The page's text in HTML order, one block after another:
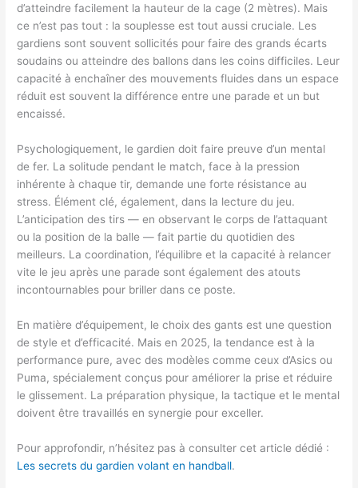
d’atteindre facilement la hauteur de la cage (2 mètres). Mais
ce n’est pas tout : la souplesse est tout aussi cruciale. Les
gardiens sont souvent sollicités pour faire des grands écarts
soudains ou atteindre des ballons dans les coins difficiles. Leur
capacité à enchaîner des mouvements fluides dans un espace
réduit est souvent la différence entre une parade et un but
encaissé.
Psychologiquement, le gardien doit faire preuve d’un mental
de fer. La solitude pendant le match, face à la pression
inhérente à chaque tir, demande une forte résistance au
stress. Élément clé, également, dans la lecture du jeu.
L’anticipation des tirs — en observant le corps de l’attaquant
ou la position de la balle — fait partie du quotidien des
meilleurs. La coordination, l’équilibre et la capacité à relancer
vite le jeu après une parade sont également des atouts
incontournables pour briller dans ce poste.
En matière d’équipement, le choix des gants est une question
de style et d’efficacité. Mais en 2025, la tendance est à la
performance pure, avec des modèles comme ceux d’Asics ou
Puma, spécialement conçus pour améliorer la prise et réduire
le glissement. La préparation physique, la tactique et le mental
doivent être travaillés en synergie pour exceller.
Pour approfondir, n’hésitez pas à consulter cet article dédié :
Les secrets du gardien volant en handball.